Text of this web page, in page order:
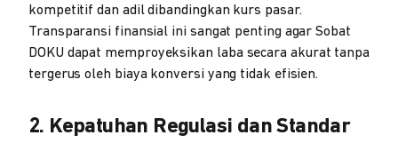
kompetitif dan adil dibandingkan kurs pasar.
Transparansi finansial ini sangat penting agar Sobat
DOKU dapat memproyeksikan laba secara akurat tanpa
tergerus oleh biaya konversi yang tidak efisien.
2. Kepatuhan Regulasi dan Standar